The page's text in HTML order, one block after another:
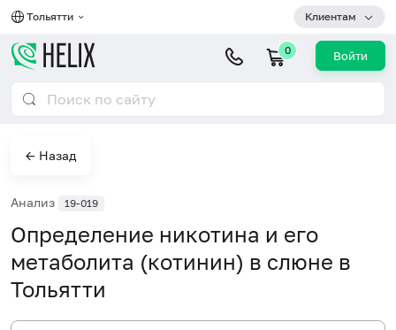
Тольятти Клиентам
0 Войти
← Назад
Анализ 19-019
Определение никотина и его
метаболита (котинин) в слюне в
Тольятти